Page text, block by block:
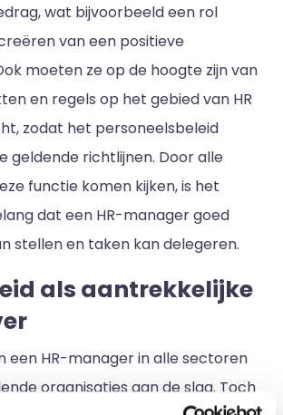
wat bijvoorbeeld een rol
van een positieve
moeten ze op de hoogte zijn van
en regels op het gebied van HR
zodat het personeelsbeleid
geldende richtlijnen. Door alle
functie komen kijken, is het
dat een HR-manager goed
stellen en taken kan delegeren.
als aantrekkelijke
een HR-manager in alle sectoren
organisaties aan de slag. Toch